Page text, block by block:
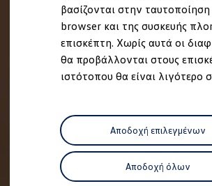
βασίζονται στην
browser και της συσκευής
επισκέπτη. Χωρίς αυτά οι
θα προβάλλονται στους
ιστότοπου θα είναι λιγότερο
Αποδοχή επιλεγμένων
Αποδοχή όλων
Υπηρεσίες Volkswagen
Pick Up & Delivery
Φροντίδα Clean Plus
Επαγγελματικά Οχήματα
Συντήρηση & Επισκευή
Σημαντικές πληροφορίες
Εγγύηση
Εξουσιοδοτημένο Δίκτυο Volkswagen
Αστυπάλαια: Κίνητρα Επιδότησης
Volkswagen Bulli - 75 Χρόνια
Bulli magazine